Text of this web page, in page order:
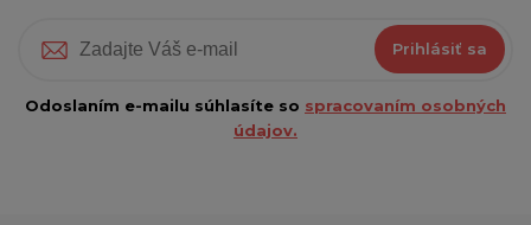
Prihlásiť sa
Odoslaním e-mailu súhlasíte so spracovaním osobných
údajov.